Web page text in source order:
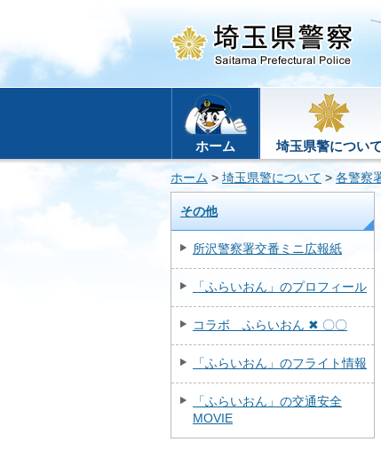
ホーム 埼玉県警について
ホーム > 埼玉県警について > 各警察
その他
所沢警察署交番ミニ広報紙
「ふらいおん」のプロフィール
コラボ ふらいおん ✖ 〇〇
「ふらいおん」のフライト情報
「ふらいおん」の交通安全
MOVIE